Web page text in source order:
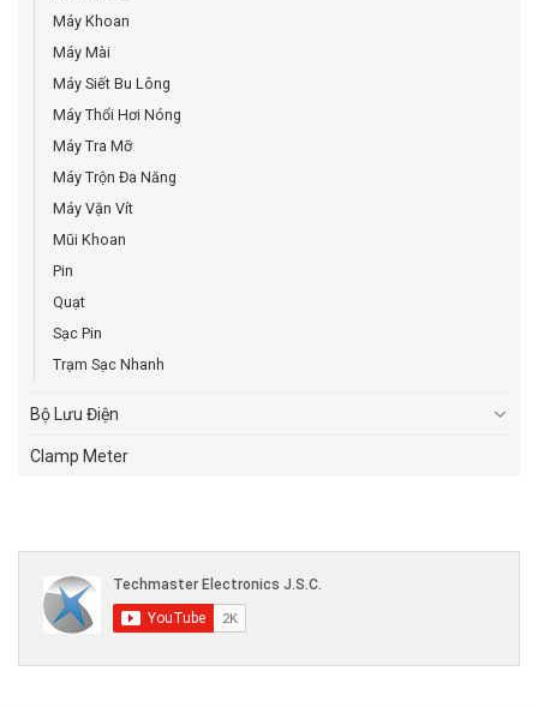
Máy Khoan
Máy Mài
Máy Siết Bu Lông
Máy Thổi Hơi Nóng
Máy Tra Mỡ
Máy Trộn Đa Năng
Máy Vặn Vít
Mũi Khoan
Pin
Quạt
Sạc Pin
Trạm Sạc Nhanh
Bộ Lưu Điện
Clamp Meter